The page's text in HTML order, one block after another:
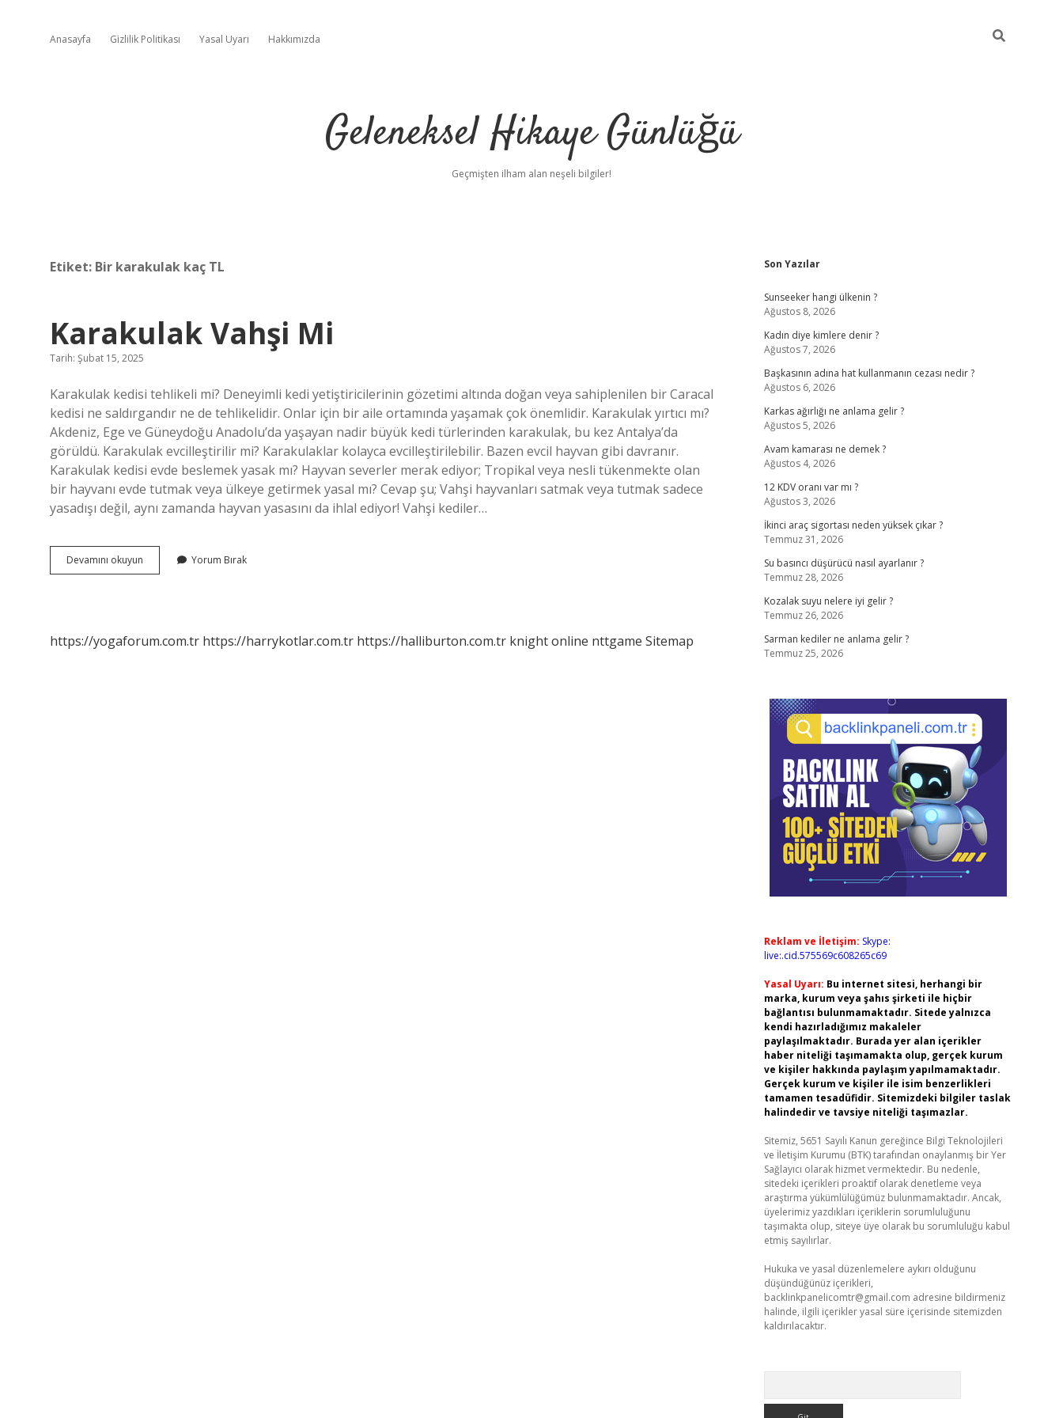
Anasayfa Gizlilik Politikası Yasal Uyarı Hakkımızda
Geleneksel Hikaye Günlüğü
Geçmişten ilham alan neşeli bilgiler!
Etiket: Bir karakulak kaç TL
Karakulak Vahşi Mi
Tarih: Şubat 15, 2025
Karakulak kedisi tehlikeli mi? Deneyimli kedi yetiştiricilerinin gözetimi altında doğan veya sahiplenilen bir Caracal
kedisi ne saldırgandır ne de tehlikelidir. Onlar için bir aile ortamında yaşamak çok önemlidir. Karakulak yırtıcı mı?
Akdeniz, Ege ve Güneydoğu Anadolu’da yaşayan nadir büyük kedi türlerinden karakulak, bu kez Antalya’da
görüldü. Karakulak evcilleştirilir mi? Karakulaklar kolayca evcilleştirilebilir. Bazen evcil hayvan gibi davranır.
Karakulak kedisi evde beslemek yasak mı? Hayvan severler merak ediyor; Tropikal veya nesli tükenmekte olan
bir hayvanı evde tutmak veya ülkeye getirmek yasal mı? Cevap şu; Vahşi hayvanları satmak veya tutmak sadece
yasadışı değil, aynı zamanda hayvan yasasını da ihlal ediyor! Vahşi kediler…
Devamını okuyun Karakulak
Vahşi
Yorum Bırak
https://yogaforum.com.tr https://harrykotlar.com.tr https://halliburton.com.tr knight online nttgame Sitemap
Sidebar
Son Yazılar
Sunseeker hangi ülkenin ?
Ağustos 8, 2026
Kadın diye kimlere denir ?
Ağustos 7, 2026
Başkasının adına hat kullanmanın cezası nedir ?
Ağustos 6, 2026
Karkas ağırlığı ne anlama gelir ?
Ağustos 5, 2026
Avam kamarası ne demek ?
Ağustos 4, 2026
12 KDV oranı var mı ?
Ağustos 3, 2026
İkinci araç sigortası neden yüksek çıkar ?
Temmuz 31, 2026
Su basıncı düşürücü nasıl ayarlanır ?
Temmuz 28, 2026
Kozalak suyu nelere iyi gelir ?
Temmuz 26, 2026
Sarman kediler ne anlama gelir ?
Temmuz 25, 2026
Reklam ve İletişim: Skype:
live:.cid.575569c608265c69
Yasal Uyarı: Bu internet sitesi, herhangi bir
marka, kurum veya şahıs şirketi ile hiçbir
bağlantısı bulunmamaktadır. Sitede yalnızca
kendi hazırladığımız makaleler
paylaşılmaktadır. Burada yer alan içerikler
haber niteliği taşımamakta olup, gerçek kurum
ve kişiler hakkında paylaşım yapılmamaktadır.
Gerçek kurum ve kişiler ile isim benzerlikleri
tamamen tesadüfidir. Sitemizdeki bilgiler taslak
halindedir ve tavsiye niteliği taşımazlar.
Sitemiz, 5651 Sayılı Kanun gereğince Bilgi Teknolojileri
ve İletişim Kurumu (BTK) tarafından onaylanmış bir Yer
Sağlayıcı olarak hizmet vermektedir. Bu nedenle,
sitedeki içerikleri proaktif olarak denetleme veya
araştırma yükümlülüğümüz bulunmamaktadır. Ancak,
üyelerimiz yazdıkları içeriklerin sorumluluğunu
taşımakta olup, siteye üye olarak bu sorumluluğu kabul
etmiş sayılırlar.
Hukuka ve yasal düzenlemelere aykırı olduğunu
düşündüğünüz içerikleri,
backlinkpanelicomtr@gmail.com adresine bildirmeniz
halinde, ilgili içerikler yasal süre içerisinde sitemizden
kaldırılacaktır.